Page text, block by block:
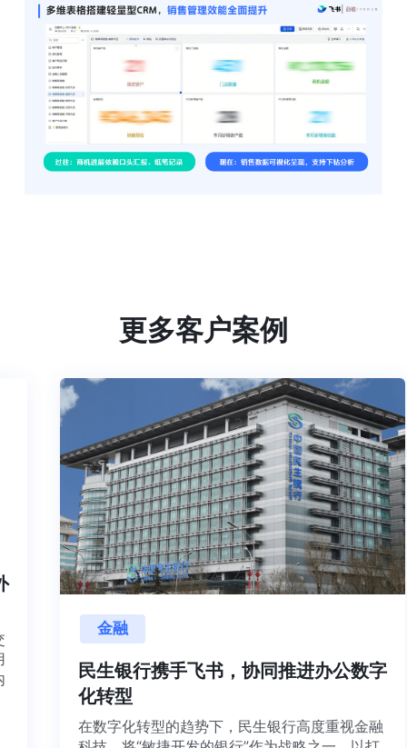
更多客户案例
金融
民生银行携手飞书，协同推进办公数字
化转型
在数字化转型的趋势下，民生银行高度重视金融